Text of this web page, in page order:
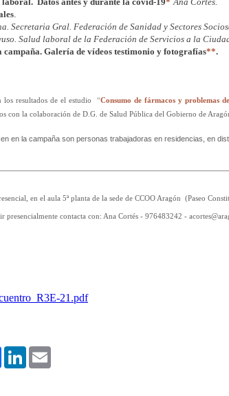
.
Secretaria Gral. Federación de Sanidad y Sectores
Salud laboral de la Federación de Servicios a la
campaña. Galería de vídeos testimonio y fotografías**.
los resultados de el estudio“Consumo de fármacos y problemas
con la colaboración de D.G. de Salud Pública del Gobierno de
en la campaña son personas trabajadoras en residencias, en
en el aula 5ª planta de la sede de CCOO Aragón (Paseo
presencialmente contacta con: Ana Cortés - 976483242 -
21.pdf
FacebookLinkedIn